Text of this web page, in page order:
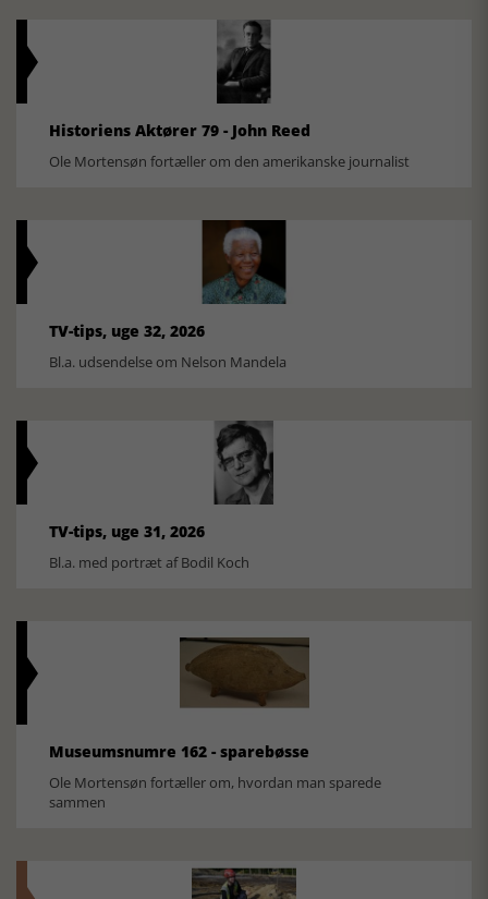
Historiens Aktører 79 - John Reed
Ole Mortensøn fortæller om den amerikanske journalist
TV-tips, uge 32, 2026
Bl.a. udsendelse om Nelson Mandela
TV-tips, uge 31, 2026
Bl.a. med portræt af Bodil Koch
Museumsnumre 162 - sparebøsse
Ole Mortensøn fortæller om, hvordan man sparede
sammen